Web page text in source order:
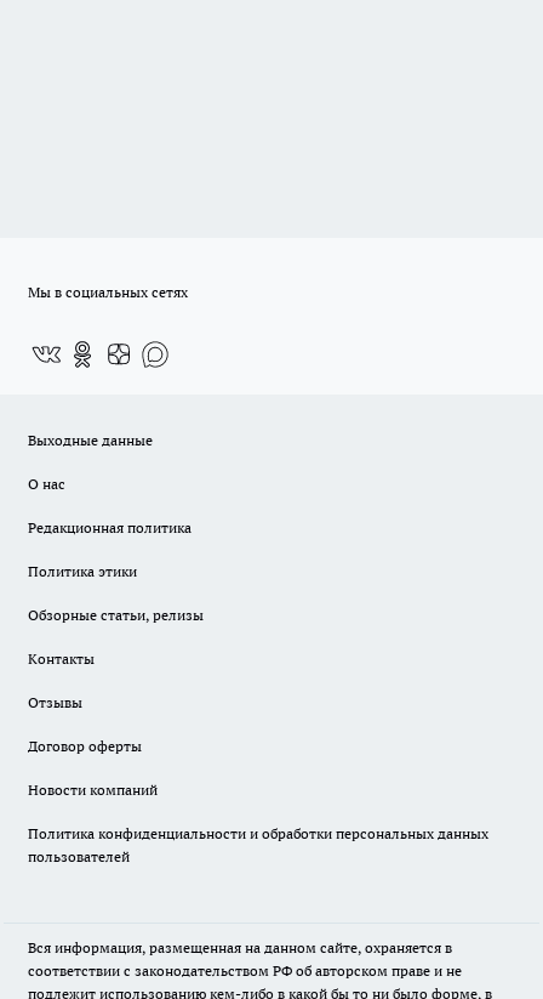
Мы в социальных сетях
Выходные данные
О нас
Редакционная политика
Политика этики
Обзорные статьи, релизы
Контакты
Отзывы
Договор оферты
Новости компаний
Политика конфиденциальности и обработки персональных данных
пользователей
Вся информация, размещенная на данном сайте, охраняется в
соответствии с законодательством РФ об авторском праве и не
подлежит использованию кем-либо в какой бы то ни было форме, в